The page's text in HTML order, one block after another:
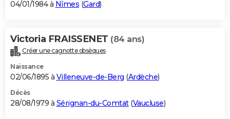
04/01/1984 à Nîmes (Gard)
Victoria FRAISSENET (84 ans)
Créer une cagnotte obsèques
Naissance
02/06/1895 à Villeneuve-de-Berg (Ardèche)
Décès
28/08/1979 à Sérignan-du-Comtat(Vaucluse)